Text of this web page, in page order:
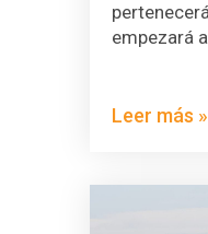
empezará
Leer más »